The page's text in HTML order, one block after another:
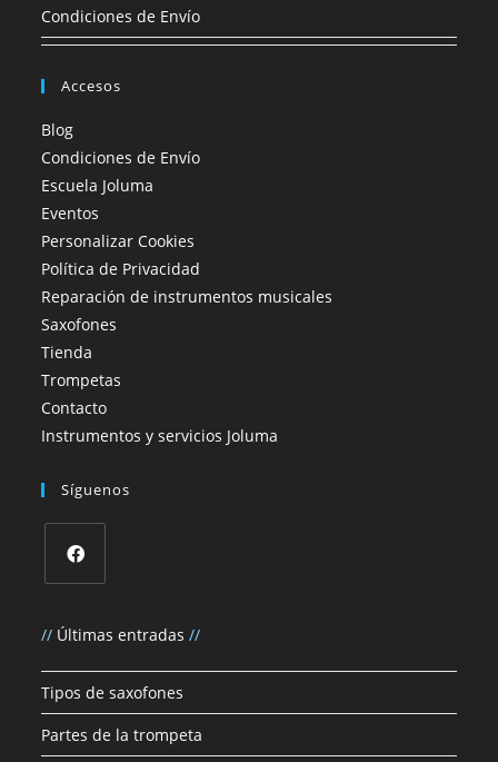
Condiciones de Envío
Accesos
Blog
Condiciones de Envío
Escuela Joluma
Eventos
Personalizar Cookies
Política de Privacidad
Reparación de instrumentos musicales
Saxofones
Tienda
Trompetas
Contacto
Instrumentos y servicios Joluma
Síguenos
abre
nueva
pestaña
// Últimas entradas//
Tipos de saxofones
Partes de la trompeta